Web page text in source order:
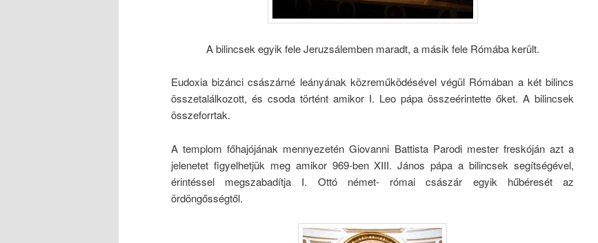
A bilincsek egyik fele Jeruzsálemben maradt, a másik fele Rómába került.
Eudoxia bizánci császárné leányának közreműködésével végül Rómában a két bilincs
összetalálkozott, és csoda történt amikor I. Leo pápa összeérintette őket. A bilincsek
összeforrtak.
A templom főhajójának mennyezetén Giovanni Battista Parodi mester freskóján azt a
jelenetet figyelhetjük meg amikor 969-ben XIII. János pápa a bilincsek segítségével,
érintéssel megszabadítja I. Ottó német- római császár egyik hűbéresét az
ördöngősségtől.